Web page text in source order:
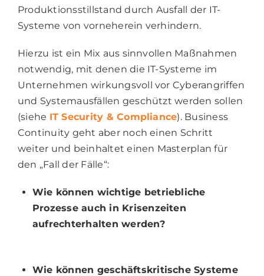
Produktionsstillstand durch Ausfall der IT-
Systeme von vorneherein verhindern.
Hierzu ist ein Mix aus sinnvollen Maßnahmen
notwendig, mit denen die IT-Systeme im
Unternehmen wirkungsvoll vor Cyberangriffen
und Systemausfällen geschützt werden sollen
(siehe IT Security & Compliance). Business
Continuity geht aber noch einen Schritt
weiter und beinhaltet einen Masterplan für
den „Fall der Fälle“:
Wie können wichtige betriebliche
Prozesse auch in Krisenzeiten
aufrechterhalten werden?
Wie können geschäftskritische Systeme